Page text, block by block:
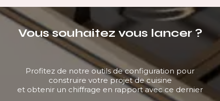
Vous souhaitez vous lancer ?
Profitez de notre outils de configuration pour
construire votre projet de cuisine
et obtenir un chiffrage en rapport avec ce dernier